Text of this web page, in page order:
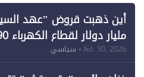
لـ"الطاقة المتجددة" (1)
Jul. 30, 2026- سياسي